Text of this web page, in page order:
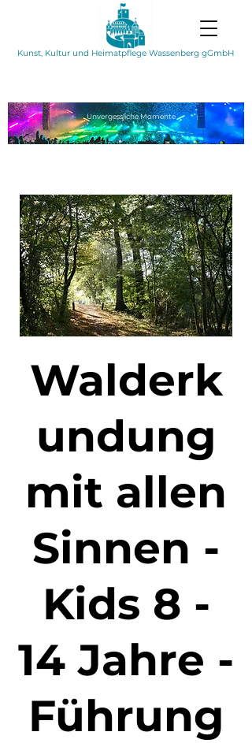
Kunst, Kultur und Heimatpflege Wassenberg gGmbH
UnvergesslicheMomente
Walderk
undung
mit allen
Sinnen -
Kids 8 -
14 Jahre -
Führung